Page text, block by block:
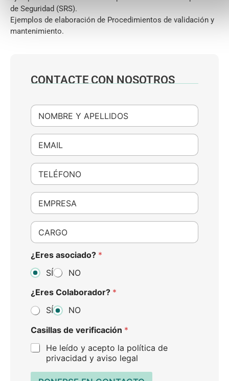
de Seguridad (SRS).
Ejemplos de elaboración de Procedimientos de validación y
mantenimiento.
CONTACTE CON NOSOTROS
N
m
b
e
*
E
a
i
*
T
l
é
o
n
*
E
p
r
s
a
C
r
g
*
¿Eres asociado? *
SÍ
NO
¿Eres Colaborador? *
SÍ
NO
Casillas de verificación *
He leído y acepto la política de
privacidad y aviso legal